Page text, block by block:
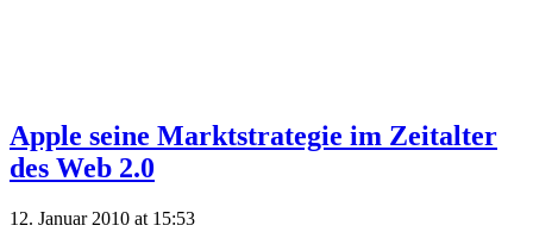
Apple seine Marktstrategie im Zeitalter
des Web 2.0
12. Januar 2010 at 15:53